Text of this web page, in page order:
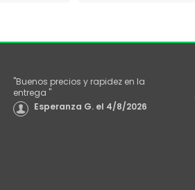
"Buenos precios y rapidez en la
entrega "
Esperanza G. el 4/8/2026